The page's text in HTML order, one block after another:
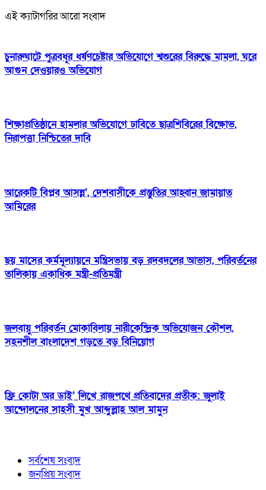
এই ক্যাটাগরির আরো সংবাদ
চুনারুঘাটে পুত্রবধূর ধর্ষণচেষ্টার অভিযোগে শ্বশুরের বিরুদ্ধে মামলা, ঘরে
আগুন দেওয়ারও অভিযোগ
শিক্ষাপ্রতিষ্ঠানে হামলার অভিযোগে ঢাবিতে ছাত্রশিবিরের বিক্ষোভ,
নিরাপত্তা নিশ্চিতের দাবি
আরেকটি বিপ্লব আসন্ন’, দেশবাসীকে প্রস্তুতির আহ্বান জামায়াত
আমিরের
ছয় মাসের কর্মমূল্যায়নে মন্ত্রিসভায় বড় রদবদলের আভাস, পরিবর্তনের
তালিকায় একাধিক মন্ত্রী-প্রতিমন্ত্রী
জলবায়ু পরিবর্তন মোকাবিলায় নারীকেন্দ্রিক অভিযোজন কৌশল,
সহনশীল বাংলাদেশ গড়তে বড় বিনিয়োগ
ফ্রি কোটা অর ডাই’ লিখে রাজপথে প্রতিবাদের প্রতীক: জুলাই
আন্দোলনের সাহসী মুখ আব্দুল্লাহ আল মামুন
সর্বশেষ সংবাদ
জনপ্রিয় সংবাদ